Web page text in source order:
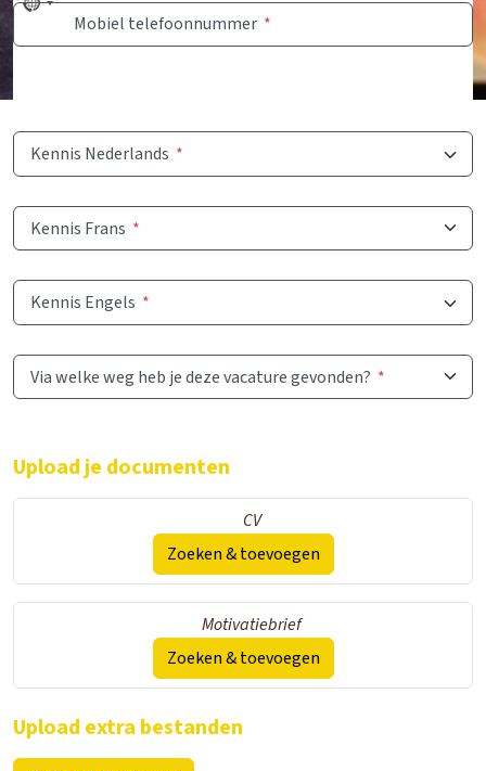
No
countryMobiel telefoonnummer *
Kennis Nederlands *
Kennis Frans *
Kennis Engels *
Via welke weg heb je deze vacature gevonden? *
Upload je documenten
CV
Zoeken & toevoegen
Motivatiebrief
Zoeken & toevoegen
Upload extra bestanden